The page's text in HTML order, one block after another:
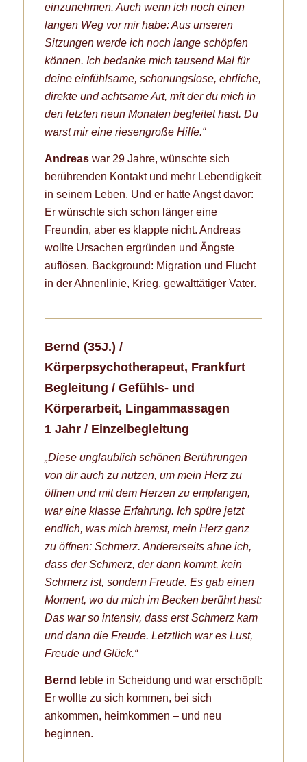
einzunehmen. Auch wenn ich noch einen
langen Weg vor mir habe: Aus unseren
Sitzungen werde ich noch lange schöpfen
können. Ich bedanke mich tausend Mal für
deine einfühlsame, schonungslose, ehrliche,
direkte und achtsame Art, mit der du mich in
den letzten neun Monaten begleitet hast. Du
warst mir eine riesengroße Hilfe.“
Andreas war 29 Jahre, wünschte sich
berührenden Kontakt und mehr Lebendigkeit
in seinem Leben. Und er hatte Angst davor:
Er wünschte sich schon länger eine
Freundin, aber es klappte nicht. Andreas
wollte Ursachen ergründen und Ängste
auflösen. Background: Migration und Flucht
in der Ahnenlinie, Krieg, gewalttätiger Vater.
Bernd (35J.) /
Körperpsychotherapeut, Frankfurt
Begleitung / Gefühls- und
Körperarbeit, Lingammassagen
1 Jahr / Einzelbegleitung
„Diese unglaublich schönen Berührungen
von dir auch zu nutzen, um mein Herz zu
öffnen und mit dem Herzen zu empfangen,
war eine klasse Erfahrung. Ich spüre jetzt
endlich, was mich bremst, mein Herz ganz
zu öffnen: Schmerz. Andererseits ahne ich,
dass der Schmerz, der dann kommt, kein
Schmerz ist, sondern Freude. Es gab einen
Moment, wo du mich im Becken berührt hast:
Das war so intensiv, dass erst Schmerz kam
und dann die Freude. Letztlich war es Lust,
Freude und Glück.“
Bernd
lebte in Scheidung und war erschöpft:
Er wollte zu sich kommen, bei sich
ankommen, heimkommen – und neu
beginnen.